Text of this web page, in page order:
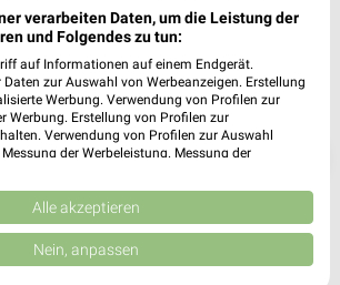
verarbeiten Daten, um die Leistung der
und Folgendes zu tun:
auf Informationen auf einem Endgerät.
zur Auswahl von Werbeanzeigen. Erstellung
Werbung. Verwendung von Profilen zur
Werbung. Erstellung von Profilen zur
Verwendung von Profilen zur Auswahl
der Werbeleistung. Messung der
aus verschiedenen Quellen. Entwicklung und
Verwendung reduzierter Daten zur Auswahl
der Europäischen Union weitergegeben und in die
Alle akzeptieren
Nein, anpassen